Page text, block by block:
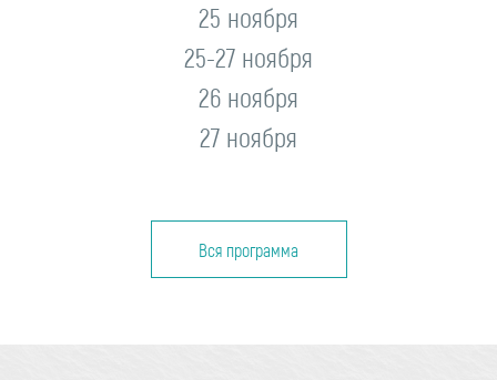
25 ноября
25-27 ноября
26 ноября
27 ноября
Вся программа